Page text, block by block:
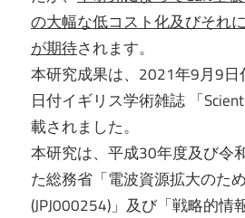
の大幅な低コスト化及びそれ
が期待されます。
本研究成果は、2021年9月9
日付イギリス学術雑誌 「
載されました。
本研究は、平成30年度及び令
た総務省「電波資源拡大のた
(JPJ000254)」及び「戦略的情